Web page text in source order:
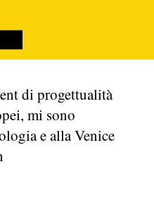
di progettualità
mi sono
e alla Venice